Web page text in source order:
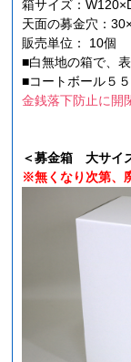
箱サイズ：
天面の募金穴：
販売単位： 10個
■白無地の箱で、
■コートボール５
金銭落下防止に開
＜募金箱 大サイ
※無くなり次第、